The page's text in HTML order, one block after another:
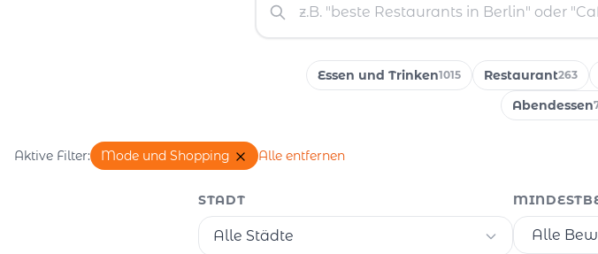
Essen und Trinken1015 Restaurant263
Abendessen
Aktive Filter: Mode und Shopping Alle entfernen
STADT
Alle Städte